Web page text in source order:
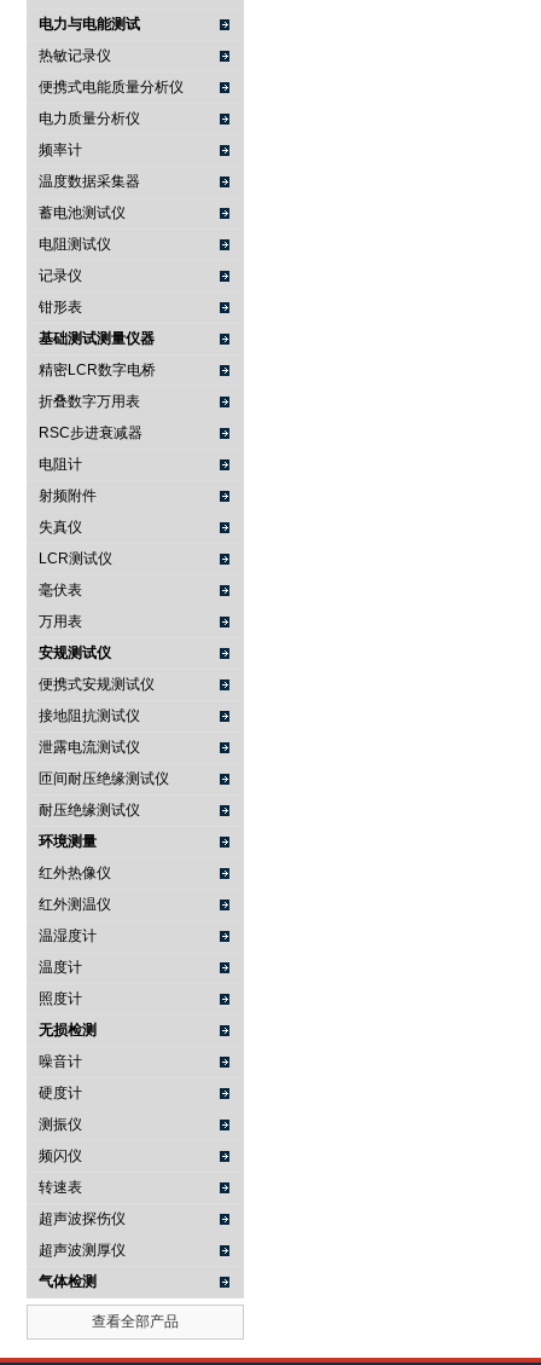
电力与电能测试
热敏记录仪
便携式电能质量分析仪
电力质量分析仪
频率计
温度数据采集器
蓄电池测试仪
电阻测试仪
记录仪
钳形表
基础测试测量仪器
精密LCR数字电桥
折叠数字万用表
RSC步进衰减器
电阻计
射频附件
失真仪
LCR测试仪
毫伏表
万用表
安规测试仪
便携式安规测试仪
接地阻抗测试仪
泄露电流测试仪
匝间耐压绝缘测试仪
耐压绝缘测试仪
环境测量
红外热像仪
红外测温仪
温湿度计
温度计
照度计
无损检测
噪音计
硬度计
测振仪
频闪仪
转速表
超声波探伤仪
超声波测厚仪
气体检测
查看全部产品